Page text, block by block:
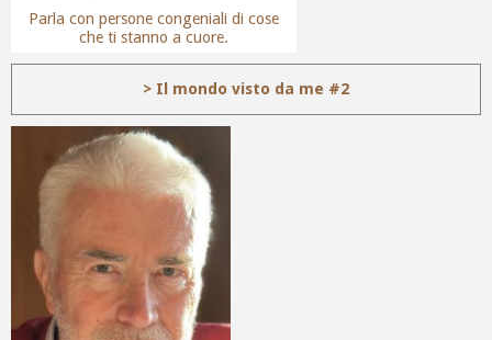
Parla con persone congeniali di cose
che ti stanno a cuore.
> Il mondo visto da me #2